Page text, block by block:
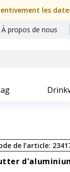
les
À propos de nous
de l’article: